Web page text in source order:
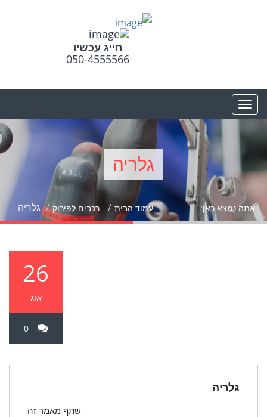
חייג עכשיו
050-4555566
גלריה
אתה נמצא כאן: עמוד הבית רכבים לפירוק גלריה
26
אוג
0
גלריה
שתף מאמר זה